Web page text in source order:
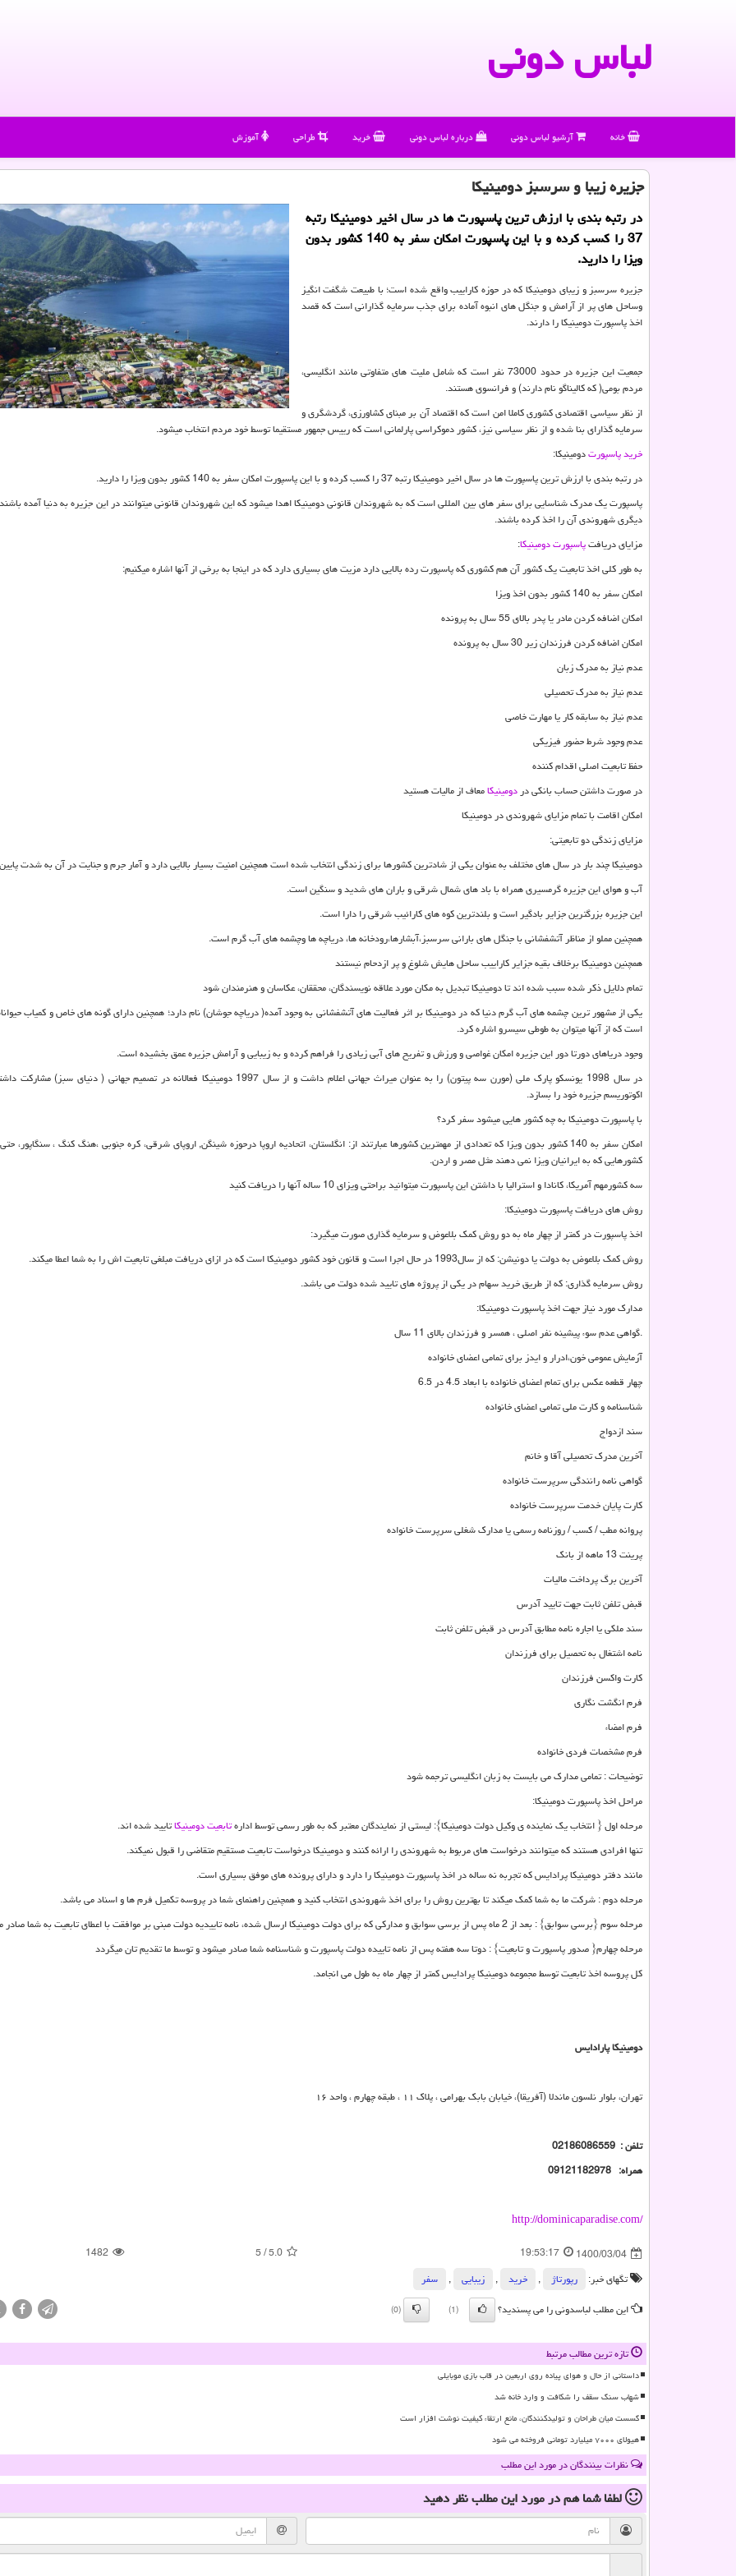
لباس دونی
خانه آرشیو لباس دونی درباره لباس دونی خرید طراحی آموزش
جزیره زیبا و سرسبز دومینیكا
در رتبه بندی با ارزش ترین پاسپورت ها در سال اخیر دومینیكا رتبه
37 را كسب كرده و با این پاسپورت امكان سفر به 140 كشور بدون
ویزا را دارید.
جزیره سرسبز و زیبای دومینیکا که در حوزه کاراییب واقع شده است؛ با طبیعت شگفت انگیز
وساحل های پر از آرامش و جنگل های انبوه آماده برای جذب سرمایه گذارانی است که قصد
اخذ پاسپورت دومینیکا را دارند.
جمعیت این جزیره در حدود 73000 نفر است که شامل ملیت های متفاوتی مانند انگلیسی،
مردم بومی( که کالیناگو نام دارند) و فرانسوی هستند.
از نظر سیاسی اقتصادی کشوری کاملا امن است که اقتصاد آن بر مبنای کشاورزی، گردشگری و
سرمایه گذارای بنا شده و از نظر سیاسی نیز، کشور دموکراسی پارلمانی است که رییس جمهور مستقیما توسط خود مردم انتخاب میشود.
خرید پاسپورتدومینیکا:
در رتبه بندی با ارزش ترین پاسپورت ها در سال اخیر دومینیکا رتبه 37 را کسب کرده و با این پاسپورت امکان سفر به 140 کشور بدون ویزا را دارید.
پاسپورت یک مدرک شناسایی برای سفر های بین المللی است که به شهروندان قانونی دومینیکا اهدا میشود که این شهروندان قانونی میتوانند در این جزیره به دنیا آمده
دیگری شهروندی آن را اخذ کرده باشند.
مزایای دریافتپاسپورت دومینیکا:
به طور کلی اخذ تابعیت یک کشور آن هم کشوری که پاسپورت رده بالایی دارد مزیت های بسیاری دارد که در اینجا به برخی از آنها اشاره میکنیم:
امکان سفر به 140 کشور بدون اخذ ویزا
امکان اضافه کردن مادر یا پدر بالای 55 سال به پرونده
امکان اضافه کردن فرزندان زیر 30 سال به پرونده
عدم نیاز به مدرک زبان
عدم نیاز به مدرک تحصیلی
عدم نیاز به سابقه کار یا مهارت خاصی
عدم وجود شرط حضور فیزیکی
حفظ تابعیت اصلی اقدام کننده
در صورت داشتن حساب بانکی دردومینیکامعاف از مالیات هستید
امکان اقامت با تمام مزایای شهروندی در دومینیکا
مزایای زندگی دو تابعیتی:
دومینیکا چند بار در سال های مختلف به عنوان یکی از شادترین کشورها برای زندگی انتخاب شده است همچنین امنیت بسیار بالایی دارد و آمار جرم و جنایت در آن به شدت
آب و هوای این جزیره گرمسیری همراه با باد های شمال شرقی و باران های شدید و سنگین است.
این جزیره بزرگترین جزایر بادگیر است و بلندترین کوه های کارائیب شرقی را دارا است.
همچنین مملو از مناظر آتشفشانی با جنگل های بارانی سرسبز،آبشارها،رودخانه ها، دریاچه ها وچشمه های آب گرم است.
همچنین دومینیکا برخلاف بقیه جزایر کاراییب ساحل هایش شلوغ و پر ازدحام نیستند
تمام دلایل ذکر شده سبب شده اند تا دومینیکا تبدیل به مکان مورد علاقه نویسندگان، محققان، عکاسان و هنرمندان شود
یکی از مشهور ترین چشمه های آب گرم دنیا که در دومینیکا بر اثر فعالیت های آتشفشانی به وجود آمده( دریاچه جوشان) نام دارد؛ همچنین دارای گونه های خاص و کمیاب
است که از آنها میتوان به طوطی سیسرو اشاره کرد.
وجود دریاهای دورتا دور این جزیره امکان غواصی و ورزش و تفریح های آبی زیادی را فراهم کرده و به زیبایی و آرامش جزیره عمق بخشیده است.
در سال 1998 یونسکو پارک ملی (مورن سه پیتون) را به عنوان میراث جهانی اعلام داشت و از سال 1997 دومینیکا فعالانه در تصمیم جهانی ( دنیای
اکوتوریسم جزیره خود را بسازد.
با پاسپورت دومینیکا به چه کشور هایی میشود سفر کرد؟
امکان سفر به 140 کشور بدون ویزا که تعدادی از مهمترین کشورها عبارتند از: انگلستان، اتحادیه اروپا درحوزه شینگن
,اروپای شرقی، کره جنوبی ،هنگ کنگ ، سنگاپور،
کشورهایی که به ایرانیان ویزا نمی دهند مثل مصر و اردن.
سه کشورمهم آمریکا، کانادا و استرالیا با داشتن این پاسپورت میتوانید براحتی ویزای 10 ساله آنها را دریافت کنید
روش های دریافت پاسپورت دومینیکا:
اخذ پاسپورت در کمتر از چهار ماه به دو روش کمک بلاعوض و سرمایه گذاری صورت میگیرد:
روش کمک بلاعوض به دولت یا دونیشن: که از سال1993 در حال اجرا است و قانون خود کشور دومینیکا است که در ازای دریافت مبلغی تابعیت اش را به شما اعطا میکند.
روش سرمایه گذاری: که از طریق خرید سهام در یکی از پروژه های تایید شده دولت می باشد.
مدارک مورد نیاز جهت اخذ پاسپورت دومینیکا:
.گواهی عدم سوء پیشینه نفر اصلی ، همسر و فرزندان بالای 11 سال
آزمایش عمومی خون،ادرار و ایدز برای تمامی اعضای خانواده
چهار قطعه عکس برای تمام اعضای خانواده با ابعاد 4.5 در 6.5
شناسنامه و کارت ملی تمامی اعضای خانواده
سند ازدواج
آخرین مدرک تحصیلی آقا و خانم
گواهی نامه رانندگی سرپرست خانواده
کارت پایان خدمت سرپرست خانواده
پروانه مطب / کسب / روزنامه رسمی یا مدارک شغلی سرپرست خانواده
پرینت 13 ماهه از بانک
آخرین برگ پرداخت مالیات
قبض تلفن ثابت جهت تایید آدرس
سند ملکی یا اجاره نامه مطابق آدرس در قبض تلفن ثابت
نامه اشتغال به تحصیل برای فرزندان
کارت واکسن فرزندان
فرم انگشت نگاری
فرم امضاء
فرم مشخصات فردی خانواده
توضیحات : تمامی مدارک می بایست به زبان انگلیسی ترجمه شود
مراحل اخذ پاسپورت دومینیکا:
مرحله اول { انتخاب یک نماینده ی وکیل دولت دومینیکا}: لیستی از نمایندگان معتبر که به طور رسمی توسط ادارهتابعیت دومینیکاتایید شده اند.
تنها افرادی هستند که میتوانند درخواست های مربوط به شهروندی را ارائه کنند و دومینیکا درخواست تابعیت مستقیم متقاضی را قبول نمیکند.
مانند دفتر دومینیکا پرادایس که تجربه نه ساله در اخذ پاسپورت دومینیکا را دارد و دارای پرونده های موفق بسیاری است.
مرحله دوم : شرکت ما به شما کمک میکند تا بهترین روش را برای اخذ شهروندی انتخاب کنید و همچنین راهنمای شما در پروسه تکمیل فرم ها و اسناد می باشد.
مرحله سوم {برسی سوابق} : بعد از 2 ماه پس از برسی سوابق و مدارکی که برای دولت دومینیکا ارسال شده، نامه تاییدیه دولت مبنی بر موافقت با اعطای تابعیت به شما صادر میشود
مرحله چهارم{ صدور پاسپورت و تابعیت} : دوتا سه هفته پس از نامه تاییده دولت پاسپورت و شناسنامه شما صادر میشود و توسط ما تقدیم تان میگردد
کل پروسه اخذ تابعیت توسط مجموعه دومینیکا پرادایس کمتر از چهار ماه به طول می انجامد.
دومینیکا پارادایس
تهران، بلوار نلسون ماندلا (آفریقا)، خیابان بابک بهرامی ، پلاک ۱۱ ، طبقه چهارم ، واحد ۱۶
تلفن : 02186086559
همراه:
http://dominicaparadise.com/
1400/03/04
19:53:17
5.0
/
5
1482
تگهای خبر:
رپورتاژ , خرید , زیبایی ,
سفر
این مطلب لباسدونی را می پسندید؟
(1)
(0)
تازه ترین مطالب مرتبط
داستانی از حال و هوای پیاده روی اربعین در قاب بازی موبایلی
شهاب سنگ سقف را شکافت و وارد خانه شد
گسست میان طراحان و تولیدکنندگان، مانع ارتقاء کیفیت نوشت افزار است
هیولای ۷۰۰۰ میلیارد تومانی فروخته می شود
نظرات بینندگان در مورد این مطلب
لطفا شما همدر مورد این مطلبنظر دهید